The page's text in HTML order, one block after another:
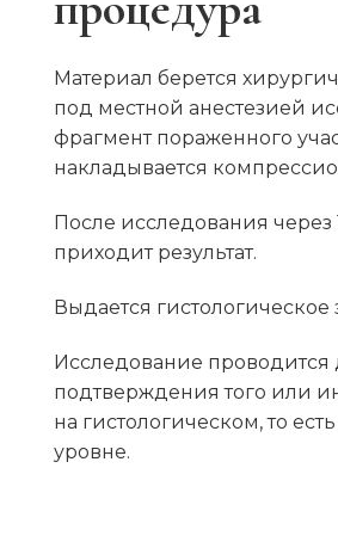
Материал берется
под местной анестезией
фрагмент пораженного
накладывается
После исследования через
приходит результат.
Выдается
Исследование проводится
подтверждения того или
на гистологическом, то
уровне.